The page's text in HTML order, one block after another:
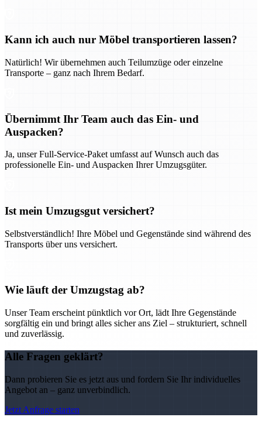
Kann ich auch nur Möbel transportieren lassen?
Natürlich! Wir übernehmen auch Teilumzüge oder einzelne
Transporte – ganz nach Ihrem Bedarf.
Übernimmt Ihr Team auch das Ein- und
Auspacken?
Ja, unser Full-Service-Paket umfasst auf Wunsch auch das
professionelle Ein- und Auspacken Ihrer Umzugsgüter.
Ist mein Umzugsgut versichert?
Selbstverständlich! Ihre Möbel und Gegenstände sind während des
Transports über uns versichert.
Wie läuft der Umzugstag ab?
Unser Team erscheint pünktlich vor Ort, lädt Ihre Gegenstände
sorgfältig ein und bringt alles sicher ans Ziel – strukturiert, schnell
und zuverlässig.
Alle Fragen geklärt?
Dann probieren Sie es jetzt aus und fordern Sie Ihr individuelles
Angebot an – ganz unverbindlich.
Jetzt Anfrage starten